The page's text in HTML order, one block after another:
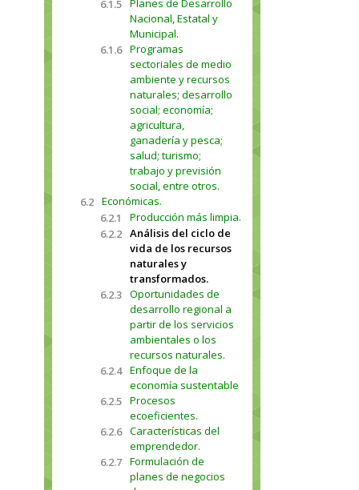
6.1.5
Planes de Desarrollo
Nacional, Estatal y
Municipal.
6.1.6 Programas
sectoriales de medio
ambiente y recursos
naturales; desarrollo
social; economía;
agricultura,
ganadería y pesca;
salud; turismo;
trabajo y previsión
social, entre otros.
6.2 Económicas.
6.2.1
Producción más limpia.
6.2.2 Análisis del ciclo de
vida de los recursos
naturales y
transformados.
6.2.3 Oportunidades de
desarrollo regional a
partir de los servicios
ambientales o los
recursos naturales.
6.2.4 Enfoque de la
economía sustentable
6.2.5 Procesos
ecoeficientes.
6.2.6 Características del
emprendedor.
6.2.7 Formulación de
planes de negocios